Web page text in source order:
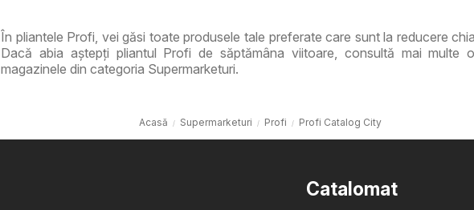
În pliantele Profi, vei găsi toate produsele tale preferate care sunt la reducere
Dacă abia aștepți pliantul Profi de săptămâna viitoare, consultă mai multe
magazinele din categoria Supermarketuri.
Acasă Supermarketuri Profi Profi Catalog City
Catalomat